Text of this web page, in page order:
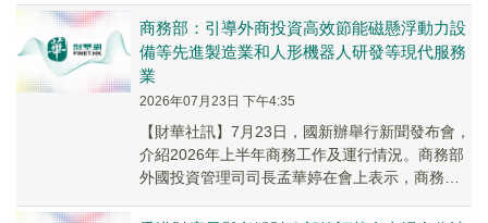
商務部：引導外商投資高效節能磁懸浮動力設
備等先進製造業和人形機器人研發等現代服務
業
2026年07月23日 下午4:35
【財華社訊】7月23日，國新辦舉行新聞發布會，
介紹2026年上半年商務工作及運行情況。商務部
外國投資管理司司長孟華婷在會上表示，商務部